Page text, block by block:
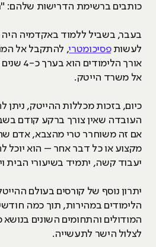
כותבים ברשימת הדרישות שלהם:
בעבר, בשביל ללמוד באקדמיה היה
לעשותפסיכומטרי, להתקבל אל
אורך
אל משרד הייטק.
כיום, בזכות מכללות ההייטק, ניתן
העובדה שאין צורך ברקע קודם
אם זה משוחרר טרי מהצבא, אדם
מקצוע או כל דבר אחר – הוא יוכל
יעבוד קשה, יתמיד בשיעורי הבית
יתרון נוסף של קורסים בעולם
הלימודים במהירות, תוך כמה
המודולים והתחומים השונים בנושא
לצלול הישר לתעשייה.